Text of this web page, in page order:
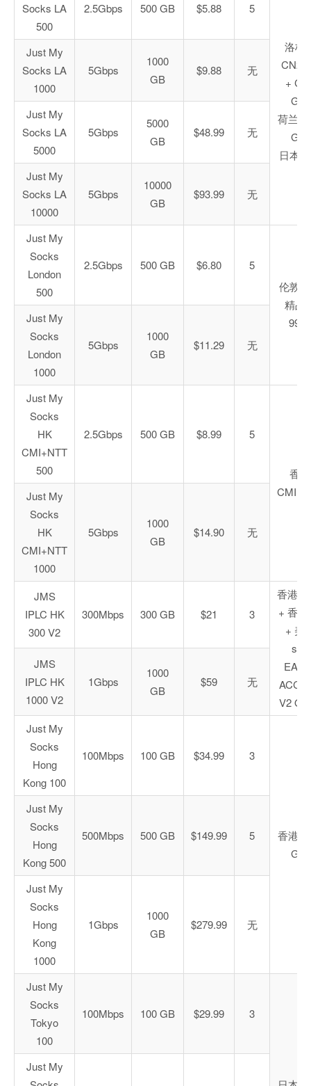
Socks LA
500
2.5Gbps 500 GB $5.88 5
洛杉
CN2
+
GIA
荷兰
GIA
日本
Just My
Socks LA
1000
5Gbps
1000
GB
$9.88 无
Just My
Socks LA
5000
5Gbps
5000
GB
$48.99 无
Just My
Socks LA
10000
5Gbps
10000
GB
$93.99 无
Just My
Socks
London
500
2.5Gbps 500 GB $6.80
5
伦敦
精品
9929
Just My
Socks
London
1000
5Gbps
1000
GB
$11.29 无
Just My
Socks
HK
CMI+NTT
500
2.5Gbps 500 GB $8.99 5
香港
Just My
Socks
HK
CMI+NTT
1000
5Gbps
1000
GB
$14.90 无
JMS
IPLC HK
300 V2
300Mbps 300 GB $21 3
香港
+ 香港
+ 美
s53
V2
JMS
IPLC HK
1000 V2
1Gbps
1000
GB
$59 无
Just My
Socks
Hong
Kong 100
100Mbps 100 GB $34.99 3
香港
GIA
Just My
Socks
Hong
Kong 500
500Mbps 500 GB $149.99 5
Just My
Socks
Hong
Kong
1000
1Gbps
1000
GB
$279.99 无
Just My
Socks
Tokyo
100
100Mbps 100 GB $29.99 3
Just My